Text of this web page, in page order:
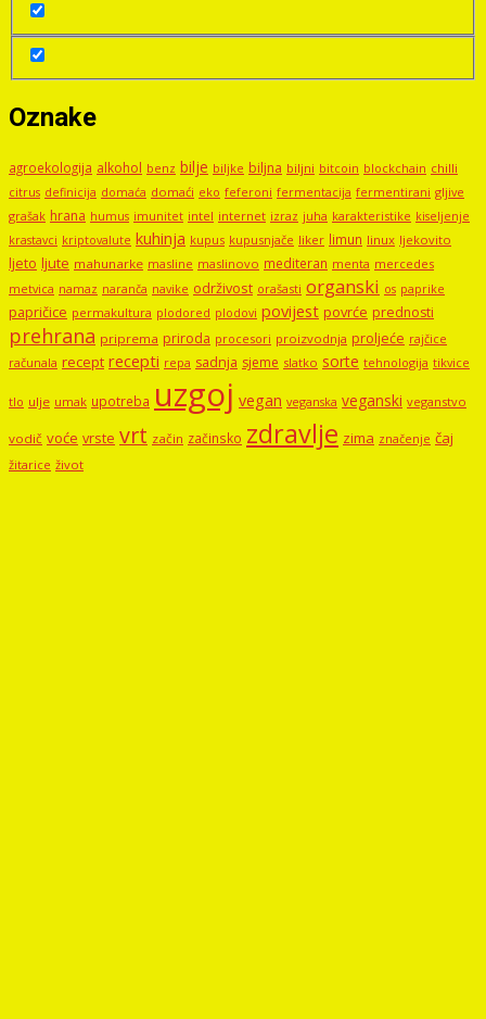
Oznake
agroekologija alkohol benz bilje biljke biljna biljni bitcoin blockchain chilli
citrus definicija domaća domaći eko feferoni fermentacija fermentirani gljive
grašak hrana humus imunitet intel internet izraz juha karakteristike kiseljenje
krastavci kriptovalute kuhinja kupus kupusnjače liker limun linux ljekovito
ljeto ljute mahunarke masline maslinovo mediteran menta mercedes
metvica namaz naranča navike održivost orašasti organski os paprike
papričice permakultura plodored plodovi povijest povrće prednosti
prehrana priprema priroda procesori proizvodnja proljeće rajčice
računala recept recepti repa sadnja sjeme slatko sorte tehnologija tikvice
tlo ulje umak upotreba uzgoj vegan veganska veganski veganstvo
vodič voće vrste vrt začin začinsko zdravlje zima značenje čaj
žitarice život